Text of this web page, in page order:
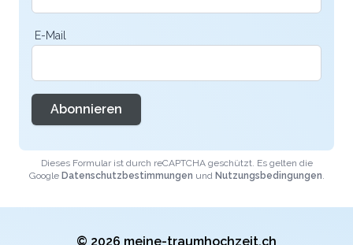
E-Mail
Abonnieren
Dieses Formular ist durch reCAPTCHA geschützt. Es gelten die
Google Datenschutzbestimmungen und Nutzungsbedingungen.
© 2026 meine-traumhochzeit.ch